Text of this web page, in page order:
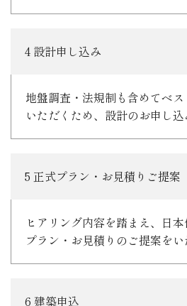
4 設計申し込み
地盤調査・法規制も含めてベ
いただくため、設計のお申し込
5 正式プラン・お見積りご提案
ヒアリング内容を踏まえ、日
プラン・お見積りのご提案をい
6 建築申込